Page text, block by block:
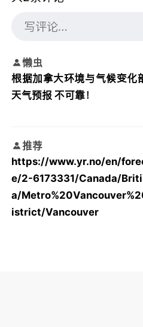
懒虫
根据加拿大环境与气候变化
天气预报 不可靠！
推荐
https://www.yr.no/en/
e/2-6173331/Canada/
a/
istrict/Vancouver